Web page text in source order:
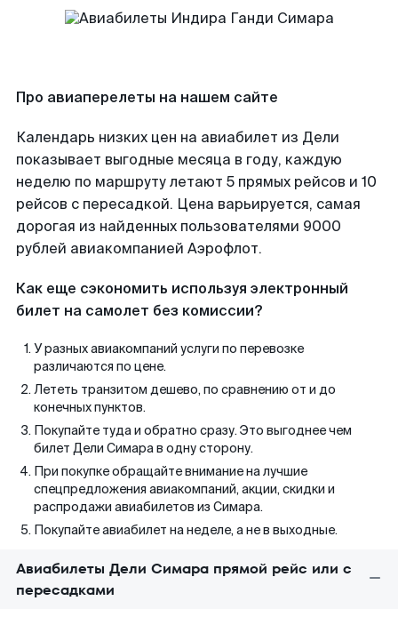
Про авиаперелеты на нашем сайте
Календарь низких цен на авиабилет из Дели
показывает выгодные месяца в году, каждую
неделю по маршруту летают 5 прямых рейсов и 10
рейсов с пересадкой. Цена варьируется, самая
дорогая из найденных пользователями 9000
рублей авиакомпанией Аэрофлот.
Как еще сэкономить используя электронный
билет на самолет без комиссии?
У разных авиакомпаний услуги по перевозке
различаются по цене.
Лететь транзитом дешево, по сравнению от и до
конечных пунктов.
Покупайте туда и обратно сразу. Это выгоднее чем
билет Дели Симара в одну сторону.
При покупке обращайте внимание на лучшие
спецпредложения авиакомпаний, акции, скидки и
распродажи авиабилетов из Симара.
Покупайте авиабилет на неделе, а не в выходные.
Авиабилеты Дели Симара прямой рейс или с
пересадками